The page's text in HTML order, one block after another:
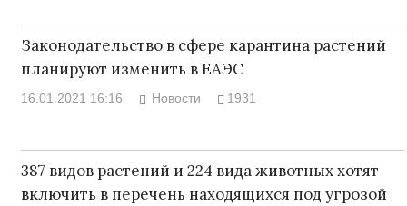
Законодательство в сфере карантина растений
планируют изменить в ЕАЭС
16.01.2021 16:16 Новости 1931
387 видов растений и 224 вида животных хотят
включить в перечень находящихся под угрозой